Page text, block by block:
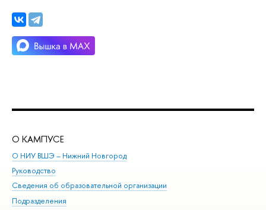
О КАМПУСЕ
О НИУ ВШЭ – Нижний Новгород
Руководство
Сведения об образовательной организации
Подразделения